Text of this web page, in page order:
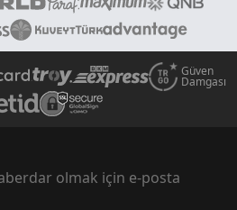
Güven
Damgası
olmak için e-posta